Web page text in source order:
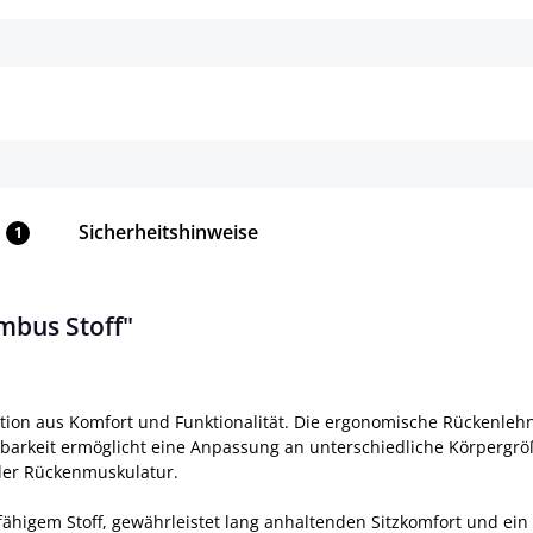
1 Sicherheitshinweise
Stoff"
aus Komfort und Funktionalität. Die ergonomische
ermöglicht eine Anpassung an unterschiedliche
Rückenmuskulatur.
Stoff, gewährleistet lang anhaltenden Sitzkomfort und